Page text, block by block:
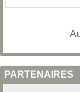
PARTENAIRES